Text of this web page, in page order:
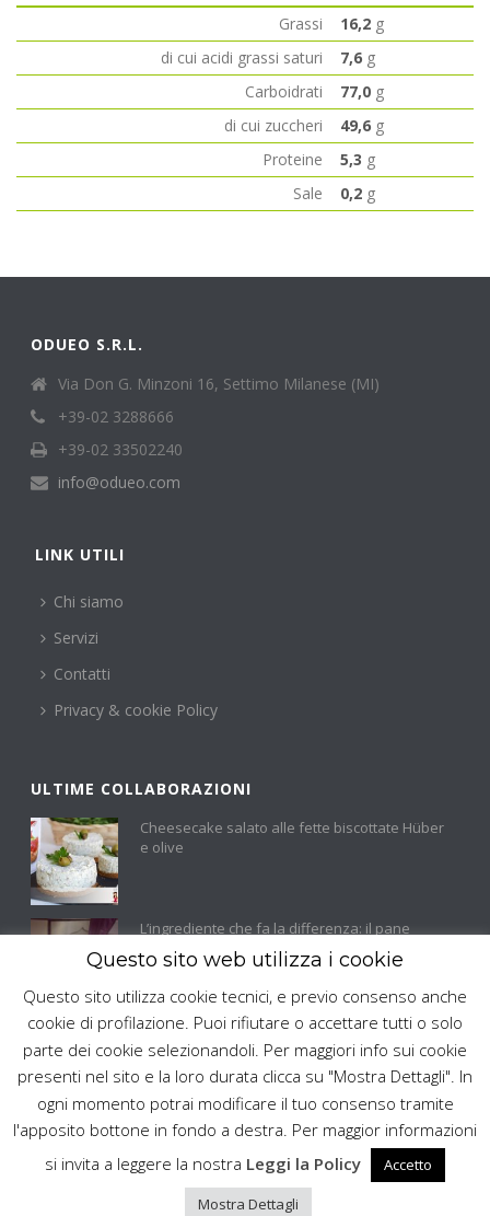
Grassi
16,2 g
di cui acidi grassi saturi
7,6 g
Carboidrati
77,0 g
di cui zuccheri
49,6 g
Proteine
5,3 g
Sale
0,2 g
ODUEO S.R.L.
Via Don G. Minzoni 16, Settimo Milanese (MI)
+39-02 3288666
+39-02 33502240
info@odueo.com
LINK UTILI
Chi siamo
Servizi
Contatti
Privacy & cookie Policy
ULTIME COLLABORAZIONI
Cheesecake salato alle fette biscottate Hüber
e olive
L’ingrediente che fa la differenza: il pane
integrale di segale raccontato da Scorza
d’Arancia
L’aperi-cena sandwich con il pane integrale di
segale Hüber
Copyright OdueO S.r.l. 2017 - Tutti i diritti riservati - P. Iva
Questo sito web utilizza i cookie
Questo sito utilizza cookie tecnici, e previo consenso anche
cookie di profilazione. Puoi rifiutare o accettare tutti o solo
parte dei cookie selezionandoli. Per maggiori info sui cookie
presenti nel sito e la loro durata clicca su "Mostra Dettagli". In
ogni momento potrai modificare il tuo consenso tramite
l'apposito bottone in fondo a destra. Per maggior informazioni
si invita a leggere la nostra Leggi la Policy
Accetto
Mostra Dettagli